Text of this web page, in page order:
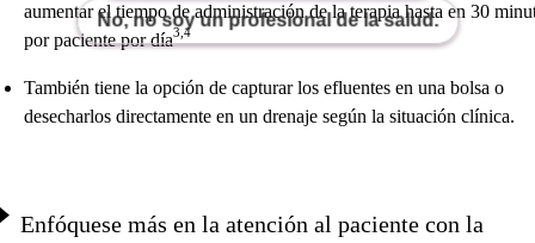
aumentar el tiempo de administración de la terapia hasta en 30
por paciente por día3,4
También tiene la opción de capturar los efluentes en una bolsa o
desecharlos directamente en un drenaje según la situación clínica.
Enfóquese más en la atención al paciente con la
No, no soy un profesional de la salud.